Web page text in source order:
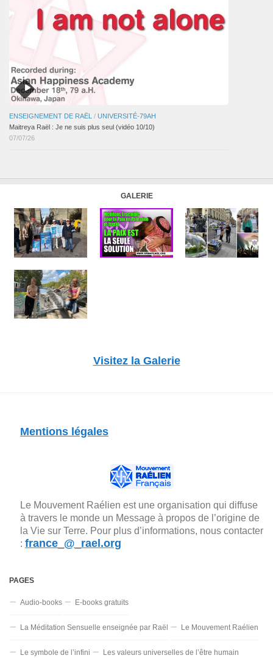
ENSEIGNEMENT DE RAËL / UNIVERSITÉ-79AH
Maitreya Raël : Je ne suis plus seul (vidéo 10/10)
07/07/26
GALERIE
Visitez la Galerie
Mentions légales
Le Mouvement Raélien est une organisation qui diffuse
à travers le monde un Message à propos de l’origine de
la Vie sur Terre. Pour plus d’informations, nous contacter
: france_@_rael.org
PAGES
Audio-books E-books gratuits
La Méditation Sensuelle enseignée par Raël Le Mouvement Raélien
Le symbole de l’infini Les valeurs universelles de l’être humain